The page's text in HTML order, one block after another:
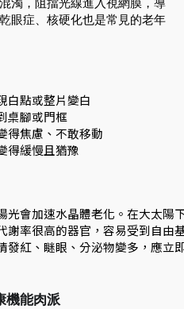
濁，阻擋光線進入視網膜，導
眼症、核硬化也是常見的老年
白點或整片變白
桌腳或門框
得焦慮、不敢移動
得緩慢且猶豫
光會加速水晶體老化。在大太
謝率很高的器官，容易受到自
發紅、瞇眼、分泌物變多，應立
機能肉派